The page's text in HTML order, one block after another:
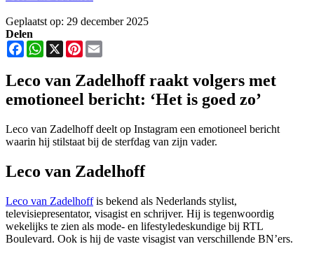
Geplaatst op: 29 december 2025
Delen
FacebookWhatsApp
X Pinterest
Leco van Zadelhoff raakt volgers met
emotioneel bericht: ‘Het is goed zo’
Leco van Zadelhoff deelt op Instagram een emotioneel bericht
waarin hij stilstaat bij de sterfdag van zijn vader.
Leco van Zadelhoff
Leco van Zadelhoffis bekend als Nederlands stylist,
televisiepresentator, visagist en schrijver. Hij is tegenwoordig
wekelijks te zien als mode- en lifestyledeskundige bij RTL
Boulevard. Ook is hij de vaste visagist van verschillende BN’ers.